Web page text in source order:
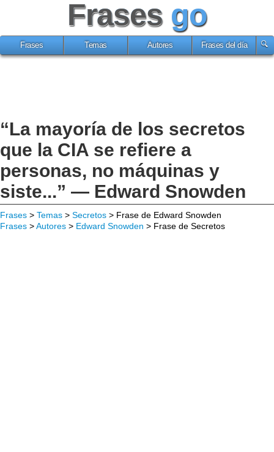
Frases go
Frases Temas Autores Frases del día
“La mayoría de los secretos
que la CIA se refiere a
personas, no máquinas y
siste...” — Edward Snowden
Frases > Temas > Secretos > Frase de Edward Snowden
Frases >Autores > Edward Snowden > Frase de Secretos